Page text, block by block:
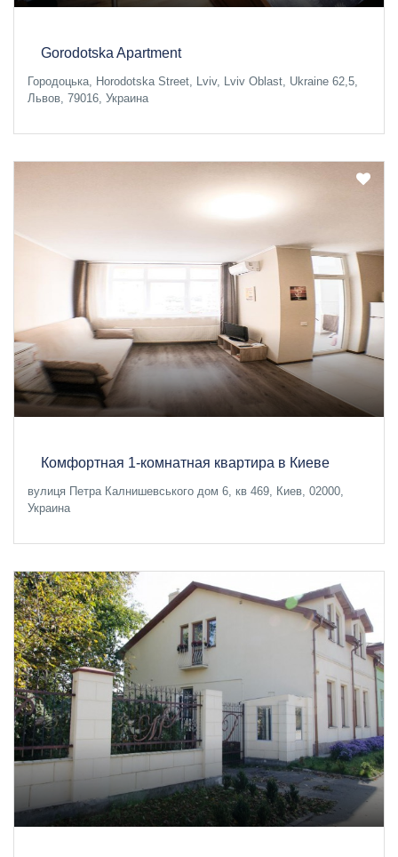
Gorodotska Apartment
Городоцька, Horodotska Street, Lviv, Lviv Oblast, Ukraine 62,5,
Львов, 79016, Украина
Комфортная 1-комнатная квартира в Киеве
вулиця Петра Калнишевського дом 6, кв 469, Киев, 02000,
Украина